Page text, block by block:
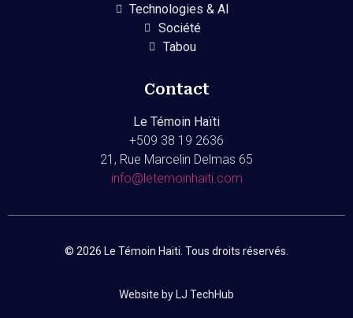
Technologies & AI
Société
Tabou
Contact
Le Témoin Haïti
+509 38 19 2636
21, Rue Marcelin Delmas 65
info@letemoinhaiti.com
© 2026 Le Témoin Haiti. Tous droits réservés.
Website by LJ TechHub